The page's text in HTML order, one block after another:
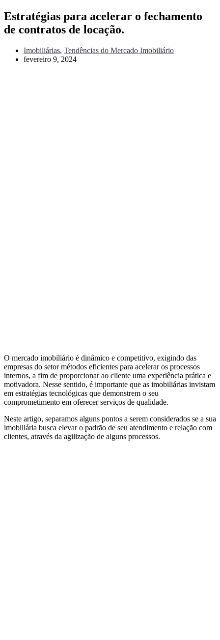
Estratégias para acelerar o fechamento
de contratos de locação.
Imobiliárias, Tendências do Mercado Imobiliário
fevereiro 9, 2024
O mercado imobiliário é dinâmico e competitivo, exigindo das
empresas do setor métodos eficientes para acelerar os processos
internos, a fim de proporcionar ao cliente uma experiência prática e
motivadora. Nesse sentido, é importante que as imobiliárias invistam
em estratégias tecnológicas que demonstrem o seu
comprometimento em oferecer serviços de qualidade.
Neste artigo, separamos alguns pontos a serem considerados se a sua
imobiliária busca elevar o padrão de seu atendimento e relação com
clientes, através da agilização de alguns processos.